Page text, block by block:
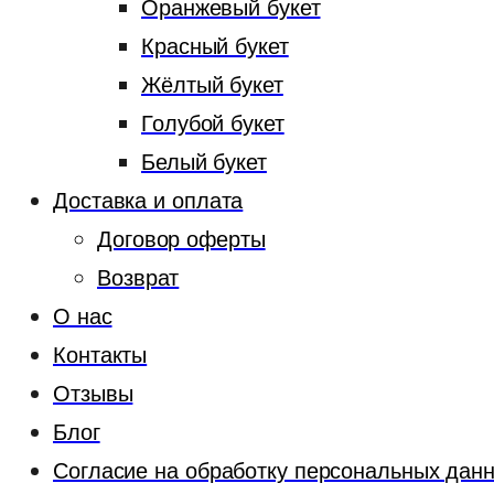
Оранжевый букет
Красный букет
Жёлтый букет
Голубой букет
Белый букет
Доставка и оплата
Договор оферты
Возврат
О нас
Контакты
Отзывы
Блог
Согласие на обработку персональных